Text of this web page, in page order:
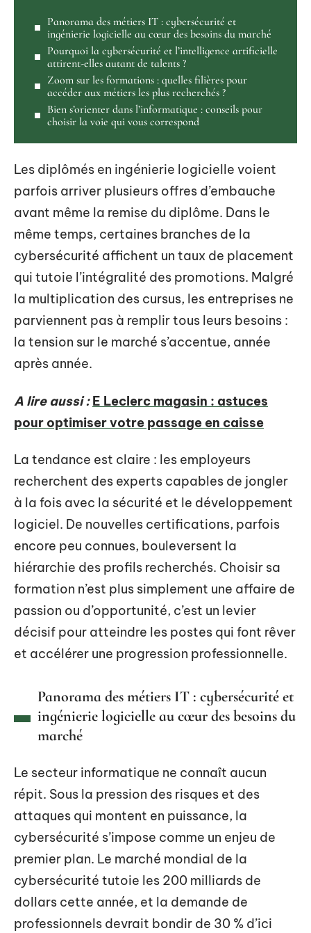
Panorama des métiers IT : cybersécurité et
ingénierie logicielle au cœur des besoins du marché
Pourquoi la cybersécurité et l’intelligence artificielle
attirent-elles autant de talents ?
Zoom sur les formations : quelles filières pour
accéder aux métiers les plus recherchés ?
Bien s’orienter dans l’informatique : conseils pour
choisir la voie qui vous correspond
Les diplômés en ingénierie logicielle voient
parfois arriver plusieurs offres d’embauche
avant même la remise du diplôme. Dans le
même temps, certaines branches de la
cybersécurité affichent un taux de placement
qui tutoie l’intégralité des promotions. Malgré
la multiplication des cursus, les entreprises ne
parviennent pas à remplir tous leurs besoins :
la tension sur le marché s’accentue, année
après année.
A lire aussi : E Leclerc magasin : astuces
pour optimiser votre passage en caisse
La tendance est claire : les employeurs
recherchent des experts capables de jongler
à la fois avec la sécurité et le développement
logiciel. De nouvelles certifications, parfois
encore peu connues, bouleversent la
hiérarchie des profils recherchés. Choisir sa
formation n’est plus simplement une affaire de
passion ou d’opportunité, c’est un levier
décisif pour atteindre les postes qui font rêver
et accélérer une progression professionnelle.
Panorama des métiers IT : cybersécurité et
ingénierie logicielle au cœur des besoins du
marché
Le secteur informatique ne connaît aucun
répit. Sous la pression des risques et des
attaques qui montent en puissance, la
cybersécurité s’impose comme un enjeu de
premier plan. Le marché mondial de la
cybersécurité tutoie les 200 milliards de
dollars cette année, et la demande de
professionnels devrait bondir de 30 % d’ici